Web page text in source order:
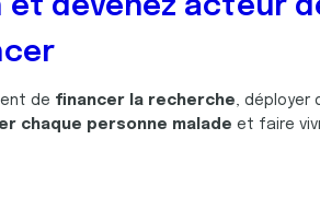
et devenez acteur
de financer la recherche, déployer
chaque personne malade et faire